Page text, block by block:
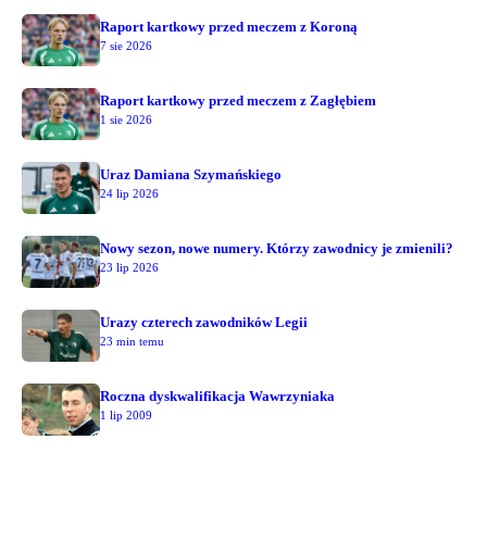
Raport kartkowy przed meczem z Koroną
7 sie 2026
Raport kartkowy przed meczem z Zagłębiem
1 sie 2026
Uraz Damiana Szymańskiego
24 lip 2026
Nowy sezon, nowe numery. Którzy zawodnicy je zmienili?
23 lip 2026
Urazy czterech zawodników Legii
23 min temu
Roczna dyskwalifikacja Wawrzyniaka
1 lip 2009